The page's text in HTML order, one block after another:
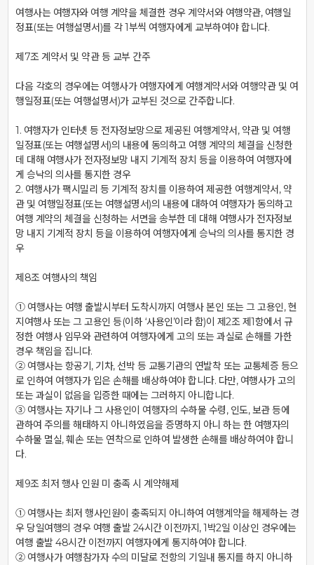
여행사는 여행자와 여행 계약을 체결한 경우 계약서와 여행약관, 여행일
정표(또는 여행설명서)를 각 1부씩 여행자에게 교부하여야 합니다.
제7조 계약서 및 약관 등 교부 간주
다음 각호의 경우에는 여행사가 여행자에게 여행계약서와 여행약관 및 여
행일정표(또는 여행설명서)가 교부된 것으로 간주합니다.
1. 여행자가 인터넷 등 전자정보망으로 제공된 여행계약서, 약관 및 여행
일정표(또는 여행설명서)의 내용에 동의하고 여행 계약의 체결을 신청한
데 대해 여행사가 전자정보망 내지 기계적 장치 등을 이용하여 여행자에
게 승낙의 의사를 통지한 경우
2. 여행사가 팩시밀리 등 기계적 장치를 이용하여 제공한 여행계약서, 약
관 및 여행일정표(또는 여행설명서)의 내용에 대하여 여행자가 동의하고
여행 계약의 체결을 신청하는 서면을 송부한 데 대해 여행사가 전자정보
망 내지 기계적 장치 등을 이용하여 여행자에게 승낙의 의사를 통지한 경
우
제8조 여행사의 책임
① 여행사는 여행 출발시부터 도착시까지 여행사 본인 또는 그 고용인, 현
지여행사 또는 그 고용인 등(이하 ‘사용인’이라 함)이 제2조 제1항에서 규
정한 여행사 임무와 관련하여 여행자에게 고의 또는 과실로 손해를 가한
경우 책임을 집니다.
② 여행사는 항공기, 기차, 선박 등 교통기관의 연발착 또는 교통체증 등으
로 인하여 여행자가 입은 손해를 배상하여야 합니다. 다만, 여행사가 고의
또는 과실이 없음을 입증한 때에는 그러하지 아니합니다.
③ 여행사는 자기나 그 사용인이 여행자의 수하물 수령, 인도, 보관 등에
관하여 주의를 해태하지 아니하였음을 증명하지 아니 하는 한 여행자의
수하물 멸실, 훼손 또는 연착으로 인하여 발생한 손해를 배상하여야 합니
다.
제9조 최저 행사 인원 미 충족 시 계약해제
① 여행사는 최저 행사인원이 충족되지 아니하여 여행계약을 해제하는 경
우 당일여행의 경우 여행 출발 24시간 이전까지, 1박2일 이상인 경우에는
여행 출발 48시간 이전까지 여행자에게 통지하여야 합니다.
② 여행사가 여행참가자 수의 미달로 전항의 기일내 통지를 하지 아니하